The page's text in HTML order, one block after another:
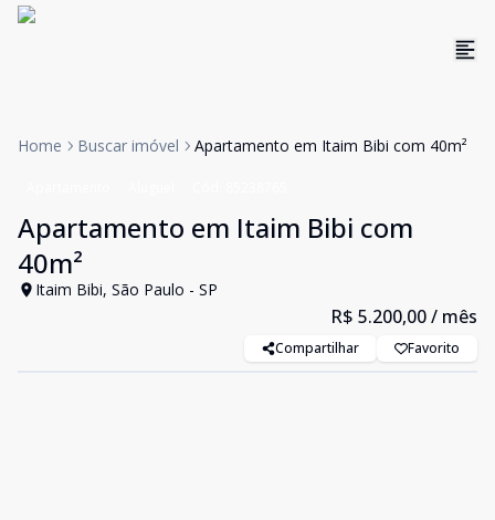
Home Buscar imóvel Apartamento em Itaim Bibi com 40m²
Apartamento em Itaim Bibi com
40m²
Itaim Bibi, São Paulo - SP
R$ 5.200,00/ mês
Compartilhar Favorito